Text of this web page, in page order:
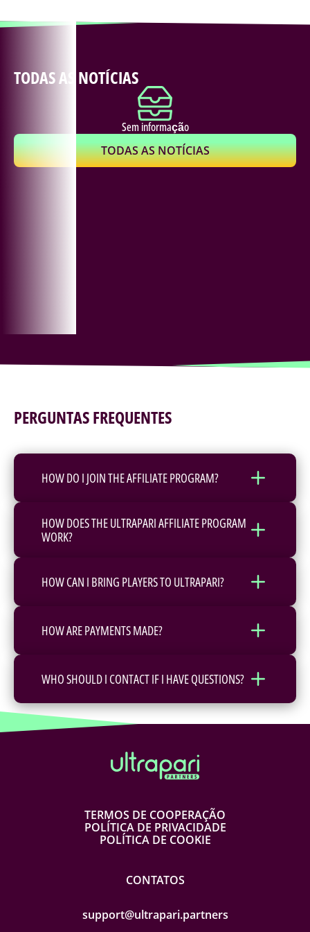
TODAS AS NOTÍCIAS
Sem informação
TODAS AS NOTÍCIAS
PERGUNTAS FREQUENTES
HOW DO I JOIN THE AFFILIATE PROGRAM?
HOW DOES THE ULTRAPARI AFFILIATE PROGRAM
WORK?
HOW CAN I BRING PLAYERS TO ULTRAPARI?
HOW ARE PAYMENTS MADE?
WHO SHOULD I CONTACT IF I HAVE QUESTIONS?
TERMOS DE COOPERAÇÃO
POLÍTICA DE PRIVACIDADE
POLÍTICA DE COOKIE
CONTATOS
support@ultrapari.partners